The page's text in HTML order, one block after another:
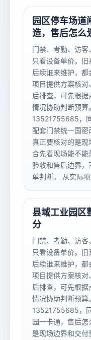
园区停车场道
造，售后怎么
门禁、考勤、访
只看设备单价。旧
后续谁来维护，
项目提供方案核对
后排查，可先根
情况协助判断预算
13521755685，
配套门禁统一国密
真正要核对的是
合先看现场能不能
验收和售后边界
单判断。 从实际
县域工业园区
分
门禁、考勤、访
只看设备单价。旧
后续谁来维护，
项目提供方案核对
后排查，可先根
情况协助判断预算
13521755685，
园一卡通，售后怎
是现场边界和交